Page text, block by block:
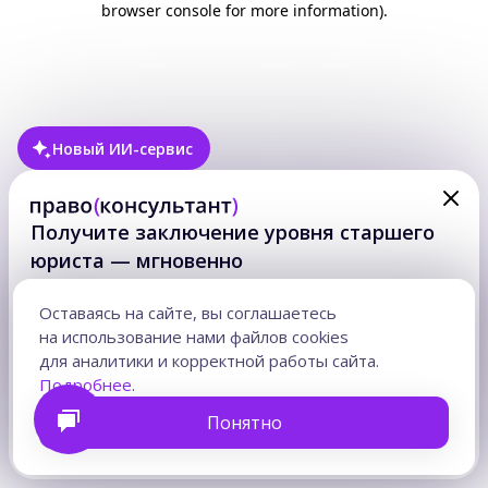
browser console for more information).
Новый ИИ-сервис
Получите заключение уровня старшего
юриста — мгновенно
Ответ на правовой вопрос — в формате готового
юридического заключения с аргументами
и учтенными рисками. На основе актуальной практики
и норм.
Часы на подготовку возвращаются для клиентов,
стратегии и сложных решений.
Получить заключение
Оставаясь на сайте, вы соглашаетесь
на использование нами файлов cookies
для аналитики и корректной работы сайта.
Подробнее.
Понятно